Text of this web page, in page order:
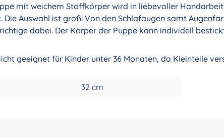
mit weichem Stoffkörper wird in liebevoller
Die Auswahl ist groß: Von den Schlafaugen samt
dabei. Der Körper der Puppe kann individell
geeignet für Kinder unter 36 Monaten, da Kleinteile
32 cm